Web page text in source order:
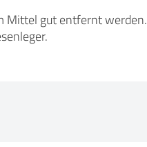
Mittel gut entfernt werden.